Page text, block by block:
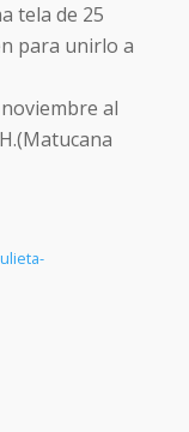
tela de 25
para unirlo a
al